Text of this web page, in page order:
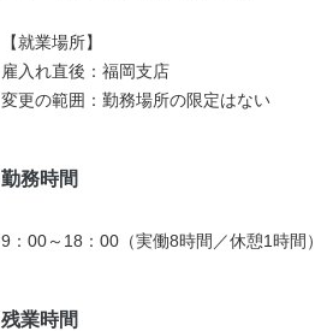
【就業場所】
雇入れ直後：福岡支店
変更の範囲：勤務場所の限定はない
勤務時間
9：00～18：00（実働8時間／休憩1時間）
残業時間